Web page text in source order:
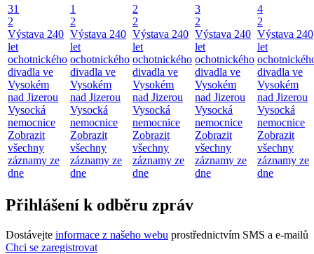
31
2
Výstava 240
let
ochotnického
divadla ve
Vysokém
nad Jizerou
Vysocká
nemocnice
Zobrazit
všechny
záznamy ze
dne
1
2
Výstava 240
let
ochotnického
divadla ve
Vysokém
nad Jizerou
Vysocká
nemocnice
Zobrazit
všechny
záznamy ze
dne
2
2
Výstava 240
let
ochotnického
divadla ve
Vysokém
nad Jizerou
Vysocká
nemocnice
Zobrazit
všechny
záznamy ze
dne
3
2
Výstava 240
let
ochotnického
divadla ve
Vysokém
nad Jizerou
Vysocká
nemocnice
Zobrazit
všechny
záznamy ze
dne
4
2
Výstava 240
let
divadla ve
Vysokém
nad Jizerou
Vysocká
nemocnice
Zobrazit
všechny
záznamy ze
dne
Přihlášení k odběru zpráv
Dostávejte informace z našeho webu prostřednictvím SMS a e-mailů
Chci se zaregistrovat